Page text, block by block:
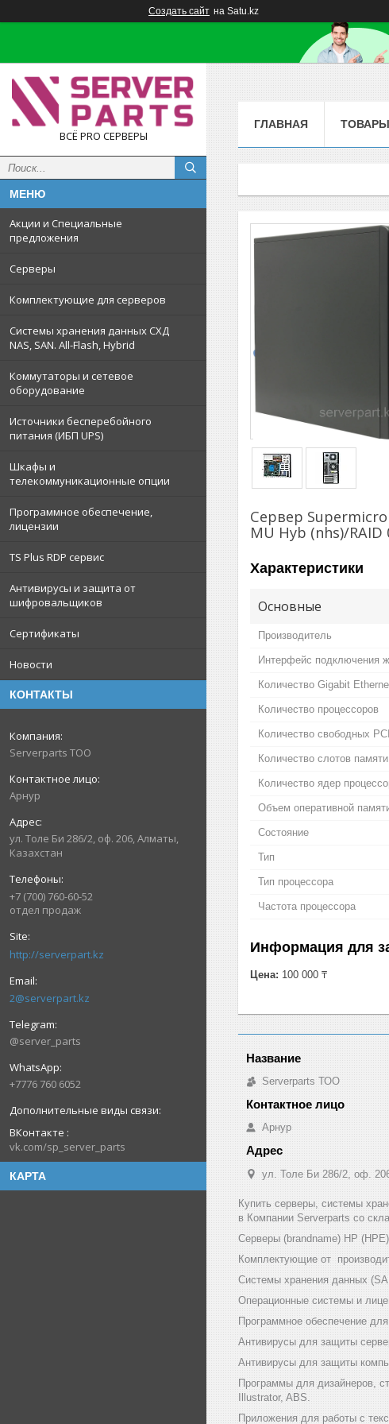
Создать сайт на Satu.kz
ВСЁ PRO СЕРВЕРЫ
Акции и Специальные
предложения
Серверы
Комплектующие для серверов
Системы хранения данных СХД
NAS, SAN. All-Flash, Hybrid
Коммутаторы и сетевое
оборудование
Источники бесперебойного
питания (ИБП UPS)
Шкафы и
телекоммуникационные опции
Программное обеспечение,
лицензии
TS Plus RDP сервис
Антивирусы и защита от
шифровальщиков
Сертификаты
Новости
КОНТАКТЫ
Serverparts ТОО
Арнур
ул. Толе Би 286/2, оф. 206, Алматы,
Казахстан
+7 (700) 760-60-52
отдел продаж
http://serverpart.kz
2@serverpart.kz
@server_parts
+7776 760 6052
ВКонтакте
vk.com/sp_server_parts
КАРТА
ГЛАВНАЯ ТОВАРЫ
Сервер Supermicro
MU Hyb (nhs)/RAID
Характеристики
Основные
Производитель
Интерфейс подключения
Количество Gigabit
Количество процессоров
Количество свободных
Количество слотов памяти
Количество ядер
Объем оперативной
Состояние
Тип
Тип процессора
Частота процессора
Информация для
Цена: 100 000 ₸
Serverparts ТОО
Арнур
ул. Толе Би 286/2, оф.
Купить серверы, системы
в Компании Serverparts со
Серверы (brandname) HP
Комплектующие от
Системы хранения данных
Операционные системы и
Программное обеспечение
Антивирусы для защиты
Антивирусы для защиты
Программы для дизайнеров,
Illustrator, ABS.
Приложения для работы с